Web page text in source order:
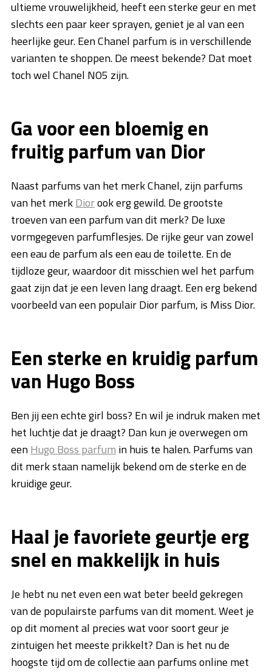
ultieme vrouwelijkheid, heeft een sterke geur en met
slechts een paar keer sprayen, geniet je al van een
heerlijke geur. Een Chanel parfum is in verschillende
varianten te shoppen. De meest bekende? Dat moet
toch wel Chanel NO5 zijn.
Ga voor een bloemig en
fruitig parfum van Dior
Naast parfums van het merk Chanel, zijn parfums
van het merkDiorook erg gewild. De grootste
troeven van een parfum van dit merk? De luxe
vormgegeven parfumflesjes. De rijke geur van zowel
een eau de parfum als een eau de toilette. En de
tijdloze geur, waardoor dit misschien wel het parfum
gaat zijn dat je een leven lang draagt. Een erg bekend
voorbeeld van een populair Dior parfum, is Miss Dior.
Een sterke en kruidig parfum
van Hugo Boss
Ben jij een echte girl boss? En wil je indruk maken met
het luchtje dat je draagt? Dan kun je overwegen om
eenHugo Boss parfum in huis te halen. Parfums van
dit merk staan namelijk bekend om de sterke en de
kruidige geur.
Haal je favoriete geurtje erg
snel en makkelijk in huis
Je hebt nu net even een wat beter beeld gekregen
van de populairste parfums van dit moment. Weet je
op dit moment al precies wat voor soort geur je
zintuigen het meeste prikkelt? Dan is het nu de
hoogste tijd om de collectie aan parfums online met